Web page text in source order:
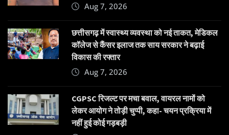
Aug 7, 2026
छत्तीसगढ़ में स्वास्थ्य व्यवस्था को नई ताकत, मेडिकल
कॉलेज से कैंसर इलाज तक साय सरकार ने बढ़ाई
विकास की रफ्तार
Aug 7, 2026
CGPSC रिजल्ट पर मचा बवाल, वायरल नामों को
लेकर आयोग ने तोड़ी चुप्पी, कहा- चयन प्रक्रिया में
नहीं हुई कोई गड़बड़ी